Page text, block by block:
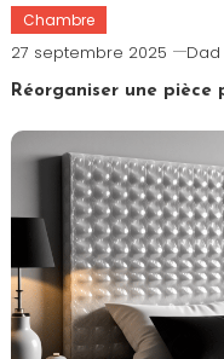
Chambre
27 septembre 2025 Dad
Réorganiser une pièce